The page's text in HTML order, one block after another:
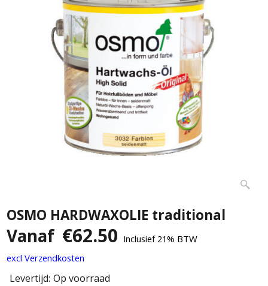
OSMO HARDWAXOLIE traditional
Vanaf €62.50 Inclusief 21% BTW
excl Verzendkosten
Levertijd: Op voorraad